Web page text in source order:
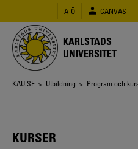
huvudinnehåll
A-Ö CANVAS
KARLSTADS
UNIVERSITET
Länkstig
KAU.SE > Utbildning > Program och
KURSER